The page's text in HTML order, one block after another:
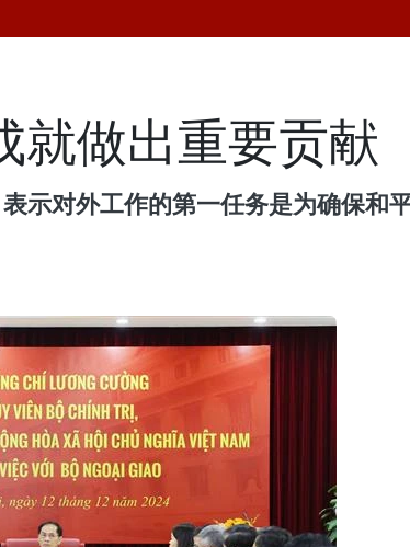
就做出重要贡献
示对外工作的第一任务是为确保和